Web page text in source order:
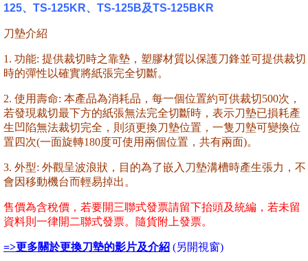
125、TS-125KR、TS-125B及TS-125BKR
刀墊介紹
1. 功能: 提供裁切時之靠墊，塑膠材質以保護刀鋒並可提供裁切
時的彈性以確實將紙張完全切斷。
2. 使用壽命: 本產品為消耗品，每一個位置約可供裁切500次，
若發現裁切最下方的紙張無法完全切斷時，表示刀墊已損耗產
生凹陷無法裁切完全，則須更換刀墊位置，一隻刀墊可變換位
置四次(一面旋轉180度可使用兩個位置，共有兩面)。
3. 外型: 外觀呈波浪狀，目的為了嵌入刀墊溝槽時產生張力，不
會因移動機台而輕易掉出。
售價為含稅價，若要開三聯式發票請留下抬頭及統編，若未留
資料則一律開二聯式發票。隨貨附上發票。
=>更多關於更換刀墊的影片及介紹 (另開視窗)